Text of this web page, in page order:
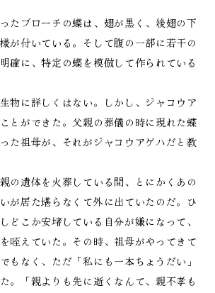
たブローチの蝶は、翅が黒く、後翅の下
が付いている。そして腹の一部に若干の
確に、特定の蝶を模倣して作られている
物に詳しくはない。しかし、ジャコウア
とができた。父親の葬儀の時に現れた蝶
た祖母が、それがジャコウアゲハだと教
の遺体を火葬している間、とにかくあの
が居た堪らなくて外に出ていたのだ。ひ
どこか安堵している自分が嫌になって、
咥えていた。その時、祖母がやってきて
もなく、ただ「私にも一本ちょうだい」
。「親よりも先に逝くなんて、親不孝も